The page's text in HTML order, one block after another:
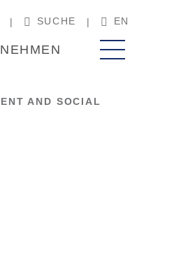
SUCHE EN
AND SOCIAL